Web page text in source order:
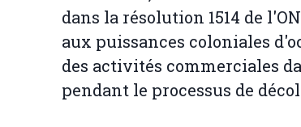
dans la résolution 1514 de
aux puissances coloniales
des activités commerciales
pendant le processus de